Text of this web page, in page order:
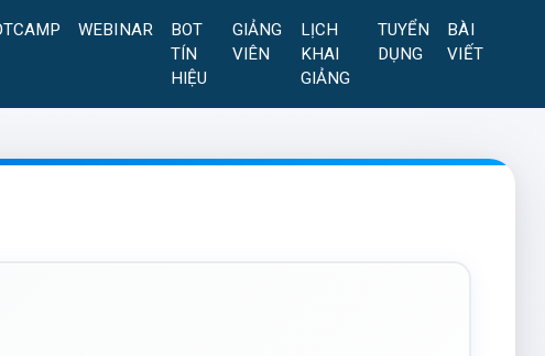
WEBINAR
BOT
TÍN
HIỆU
GIẢNG
VIÊN
LỊCH
KHAI
GIẢNG
TUYỂN
DỤNG
BÀI
VIẾT